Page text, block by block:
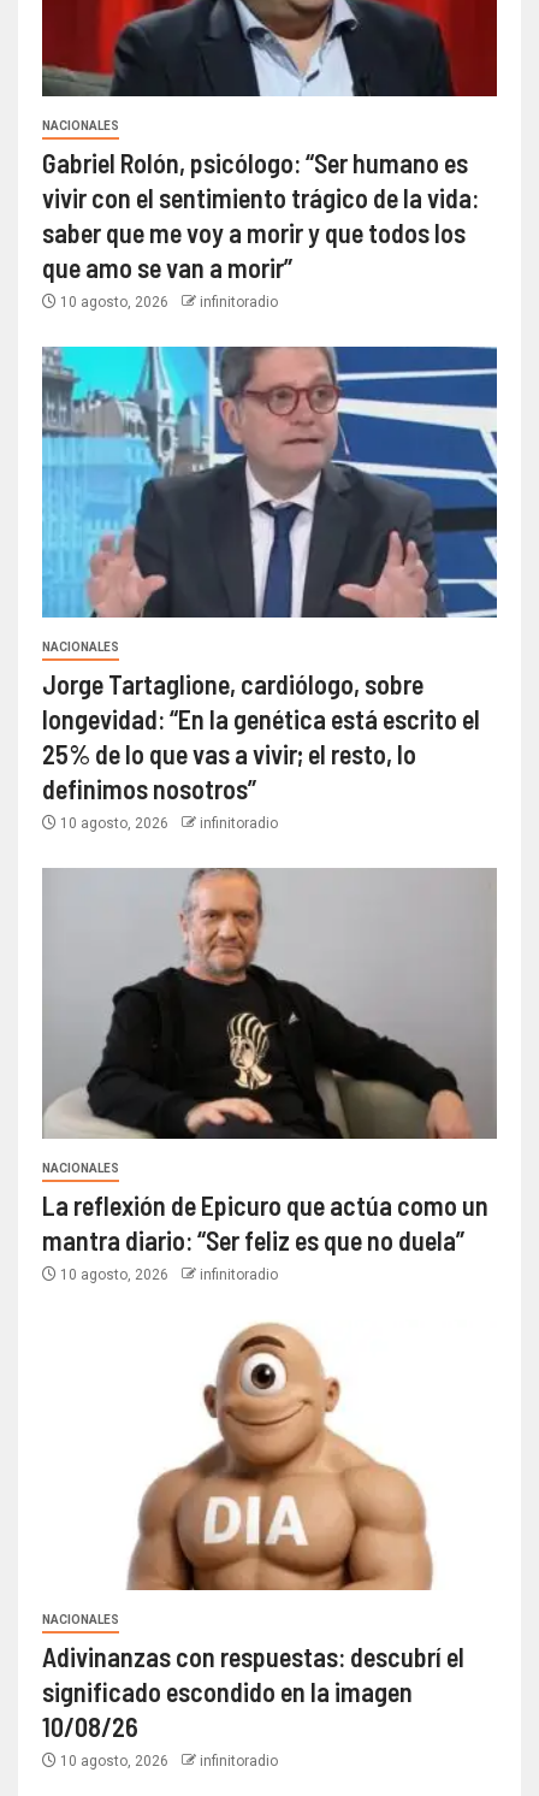
NACIONALES
Gabriel Rolón, psicólogo: “Ser humano es
vivir con el sentimiento trágico de la vida:
saber que me voy a morir y que todos los
que amo se van a morir”
10 agosto, 2026 infinitoradio
NACIONALES
Jorge Tartaglione, cardiólogo, sobre
longevidad: “En la genética está escrito el
25% de lo que vas a vivir; el resto, lo
definimos nosotros”
10 agosto, 2026 infinitoradio
NACIONALES
La reflexión de Epicuro que actúa como un
mantra diario: “Ser feliz es que no duela”
10 agosto, 2026 infinitoradio
NACIONALES
Adivinanzas con respuestas: descubrí el
significado escondido en la imagen
10/08/26
10 agosto, 2026 infinitoradio